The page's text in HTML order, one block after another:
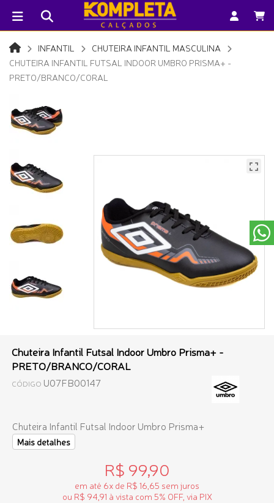
INFANTIL
CHUTEIRA INFANTIL MASCULINA
CHUTEIRA INFANTIL FUTSAL INDOOR UMBRO PRISMA+ -
PRETO/BRANCO/CORAL
Chuteira Infantil Futsal Indoor Umbro Prisma+ -
PRETO/BRANCO/CORAL
CÓDIGO U07FB00147
Chuteira Infantil Futsal Indoor Umbro Prisma+
Mais detalhes
R$ 99,90
em até 6x de R$ 16,65 sem juros
ou R$ 94,91 à vista com 5% OFF, via PIX